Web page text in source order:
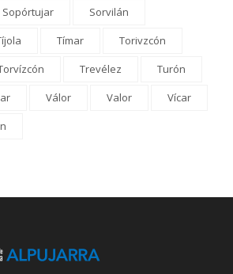
Sopórtujar
Sorvilán
Tímar
Torivzcón
Trevélez
Turón
Válor Valor
Vícar